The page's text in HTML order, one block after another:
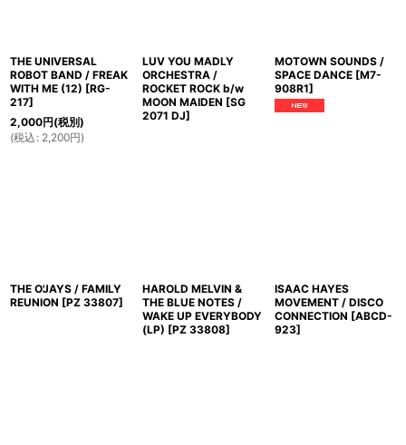
THE UNIVERSAL
ROBOT BAND / FREAK
WITH ME (12) [RG-
217]
2,000円(税別)
(税込 : 2,200円)
LUV YOU MADLY
ORCHESTRA /
ROCKET ROCK b/w
MOON MAIDEN [SG
2071 DJ]
MOTOWN SOUNDS /
SPACE DANCE [M7-
908R1]
THE O'JAYS / FAMILY
REUNION [PZ 33807]
HAROLD MELVIN &
THE BLUE NOTES /
WAKE UP EVERYBODY
(LP) [PZ 33808]
ISAAC HAYES
MOVEMENT / DISCO
CONNECTION [ABCD-
923]